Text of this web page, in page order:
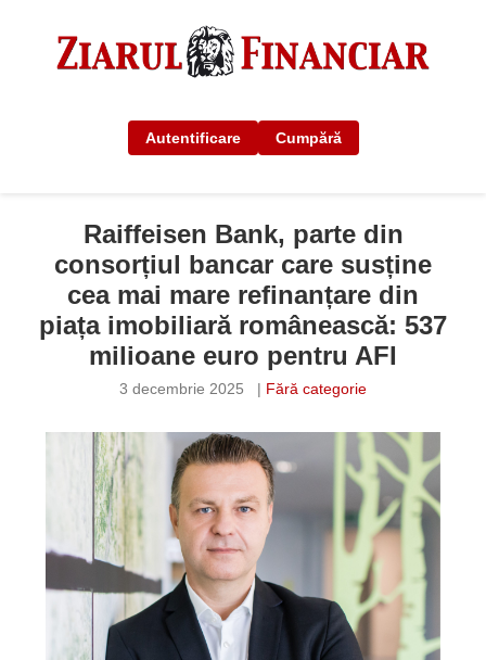
Autentificare Cumpără
Raiffeisen Bank, parte din
consorțiul bancar care susține
cea mai mare refinanțare din
piața imobiliară românească: 537
milioane euro pentru AFI
3 decembrie 2025 | Fără categorie